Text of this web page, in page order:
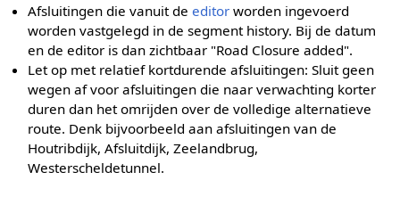
Afsluitingen die vanuit deeditor worden ingevoerd
worden vastgelegd in de segment history. Bij de datum
en de editor is dan zichtbaar "Road Closure added".
Let op met relatief kortdurende afsluitingen: Sluit geen
wegen af voor afsluitingen die naar verwachting korter
duren dan het omrijden over de volledige alternatieve
route. Denk bijvoorbeeld aan afsluitingen van de
Houtribdijk, Afsluitdijk, Zeelandbrug,
Westerscheldetunnel.